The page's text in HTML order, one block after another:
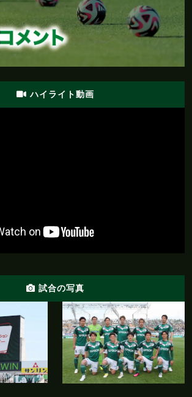
今治ボールでキックオフ、試合開始
浅川は直近５試合で５得点を記録
この試合１本目のＣＫを獲得する
を放つも、松本の選手にブロックされる
福森にイエローカード
今季のリーグ戦、先制に成功した試合は８試
合。５勝２分け１敗で勝率は６２．５％
こぼれ球に反応した近藤がペナルティエリア内
ロックされる
近藤がペナルティエリア内からシュートを放つ
も、枠をとらえられない
ハイライト動画
試合の写真